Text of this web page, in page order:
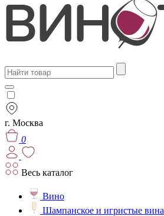
г. Москва
0
Весь каталог
Вино
Шампанское и игристые вина